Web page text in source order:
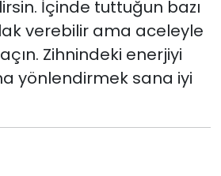
İçinde tuttuğun bazı
verebilir ama aceleyle
Zihnindeki enerjiyi
yönlendirmek sana iyi